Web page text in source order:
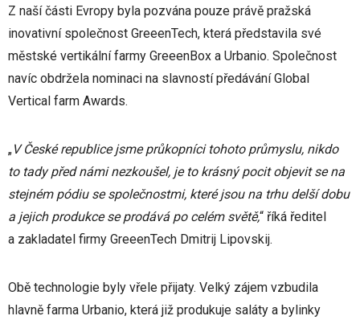
Z naší části Evropy byla pozvána pouze právě pražská
inovativní společnost GreeenTech, která představila své
městské vertikální farmy GreeenBox a Urbanio. Společnost
navíc obdržela nominaci na slavností předávání Global
Vertical farm Awards.
„V České republice jsme průkopníci tohoto průmyslu, nikdo
to tady před námi nezkoušel, je to krásný pocit objevit se na
stejném pódiu se společnostmi, které jsou na trhu delší dobu
a jejich produkce se prodává po celém světě,“ říká ředitel
a zakladatel firmy GreeenTech Dmitrij Lipovskij.
Obě technologie byly vřele přijaty. Velký zájem vzbudila
hlavně farma Urbanio, která již produkuje saláty a bylinky